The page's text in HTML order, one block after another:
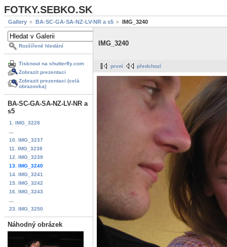
FOTKY.SEBKO.SK
Gallery BA-SC-GA-SA-NZ-LV-NR a s5 IMG_3240
Rozšířené hledání
Tisknout na shutterfly.com
Zobrazit prezentaci
Zobrazit prezentaci (celá
obrazovka)
BA-SC-GA-SA-NZ-LV-NR a
s5
1. IMG_3228
10. IMG_3237
11. IMG_3238
12. IMG_3239
13. IMG_3240
14. IMG_3241
15. IMG_3242
16. IMG_3243
23. IMG_3250
Náhodný obrázek
IMG_3240
první předchozí